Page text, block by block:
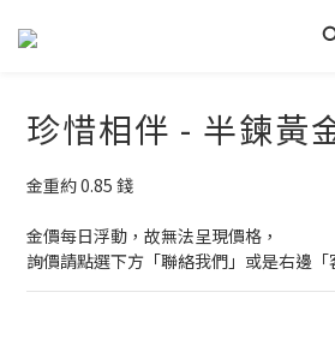
珍惜相伴 - 半鍊黃
金重約 0.85 錢
金價每日浮動，故無法呈現價格，
詢價請點選下方「聯絡我們」或是右邊「